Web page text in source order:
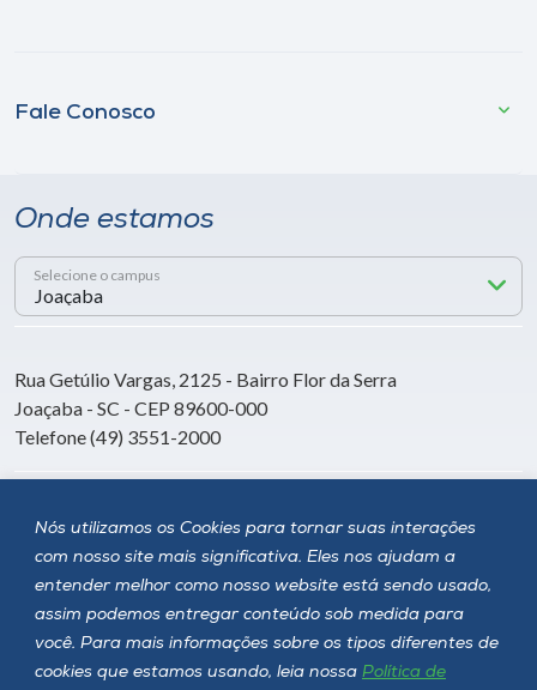
Nós utilizamos os Cookies para tornar suas interações
com nosso site mais significativa. Eles nos ajudam a
entender melhor como nosso website está sendo usado,
assim podemos entregar conteúdo sob medida para
você. Para mais informações sobre os tipos diferentes de
cookies que estamos usando, leia nossa Política de
Fale Conosco
Onde estamos
Selecione o campus
Rua Getúlio Vargas, 2125 - Bairro Flor da Serra
Joaçaba - SC - CEP 89600-000
Telefone (49) 3551-2000
Siga a Unoesc